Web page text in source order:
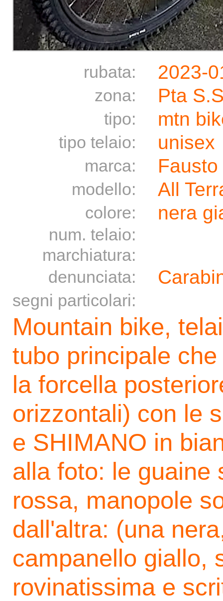
rubata: 2023-
zona: Pta
tipo: mtn
tipo telaio: unisex
marca:
modello: All
colore: nera
num. telaio:
marchiatura:
denunciata:
segni particolari:
Mountain bike,
tubo principale
la forcella
orizzontali) con le
e SHIMANO in
alla foto: le guaine
rossa, manopole
dall'altra: (una
campanello giallo,
rovinatissima e